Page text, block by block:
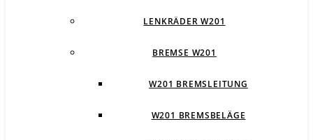
LENKRÄDER W201
BREMSE W201
W201 BREMSLEITUNG
W201 BREMSBELÄGE